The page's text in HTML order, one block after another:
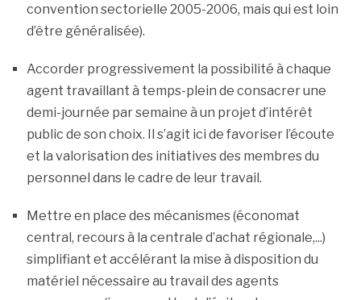
convention sectorielle 2005-2006, mais qui est loin
d’être généralisée).
Accorder progressivement la possibilité à chaque
agent travaillant à temps-plein de consacrer une
demi-journée par semaine à un projet d’intérêt
public de son choix. Il s’agit ici de favoriser l’écoute
et la valorisation des initiatives des membres du
personnel dans le cadre de leur travail.
Mettre en place des mécanismes (économat
central, recours à la centrale d’achat régionale,...)
simplifiant et accélérant la mise à disposition du
matériel nécessaire au travail des agents